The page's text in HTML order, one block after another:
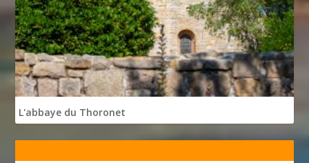
L'abbaye du Thoronet